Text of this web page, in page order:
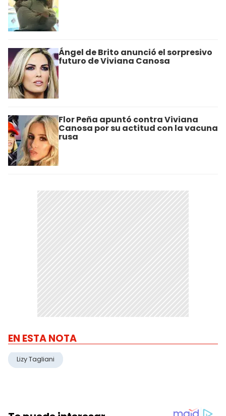
Ángel de Brito anunció el sorpresivo
futuro de Viviana Canosa
Flor Peña apuntó contra Viviana
Canosa por su actitud con la vacuna
rusa
EN ESTA NOTA
Lizy Tagliani